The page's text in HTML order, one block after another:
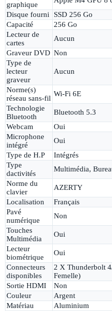
graphique
Disque fourni
SSD 256 Go
Capacité
256 Go
Lecteur de
cartes
Aucun
Graveur DVD Non
Type de
lecteur
graveur
Aucun
Norme(s)
réseau sans-fil
Wi-Fi 6E
Technologie
Bluetooth
Bluetooth 5.3
Webcam
Oui
Microphone
intégré
Oui
Type de H.P
Intégrés
Type
dactivités
Multimédia,
Norme du
clavier
AZERTY
Localisation
Français
Pavé
numérique
Non
Touches
Multimédia
Oui
Lecteur
biométrique
Oui
Connecteurs
disponibles
2 X Thunderbolt
Femelle)
Sortie HDMI
Non
Couleur
Argent
Matériau
Aluminium